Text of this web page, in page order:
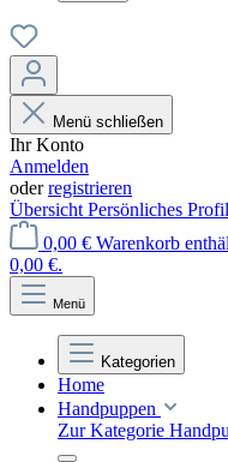
Menü schließen
Ihr Konto
Anmelden
oderregistrieren
Übersicht Persönliches Profil
0,00 € Warenkorb
0,00 €.
Menü
Kategorien
Home
Handpuppen
Zur Kategorie